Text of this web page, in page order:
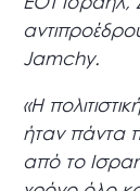
Jamchy.
«Η
ήταν πάντα
από το